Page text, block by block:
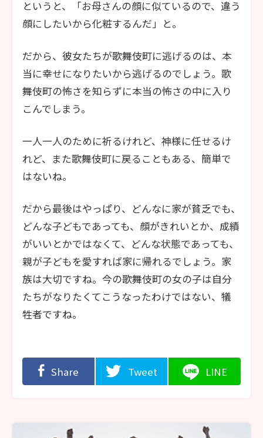
というと、「お母さんの顔に似ているので、違う
顔にしたいから化粧するんだ」と。
だから、彼女たちが歌舞伎町に逃げるのは、本
当に幸せになりたいから逃げるのでしょう。歌
舞伎町の怖さを知らずに本当の怖さの中に入り
こんでしまう。
一人一人のために祈るけれど、神様に任せるけ
れど、また歌舞伎町に戻ることもある、簡単で
はないね。
だから最後はやっぱり、どんなに家が貧乏でも、
どんな子どもであっても、顔がきれいとか、成績
がいいとかではなくて、どんな状態であっても、
親が子どもを愛すれば家に帰れるでしょう。家
族は大切ですね。今の歌舞伎町の女の子は自分
たちがなりたくてこうなったわけではない、犠
牲者ですね。
Share Tweet LINE